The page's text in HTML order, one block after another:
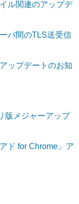
ル関連のアップデ
バ間のTLS送受信
ップデートのお知
版メジャーアップ
アド for Chrome」ア